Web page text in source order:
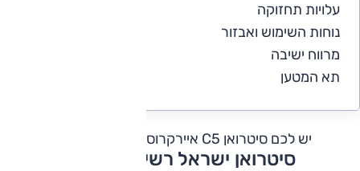
עלויות תחזוקה
נוחות השימוש ואבזור
מרווח ישיבה
תא המטען
יש לכם סיטרואן C5 איירקרוס?
סיטרואן ישראל רשימת דגמים